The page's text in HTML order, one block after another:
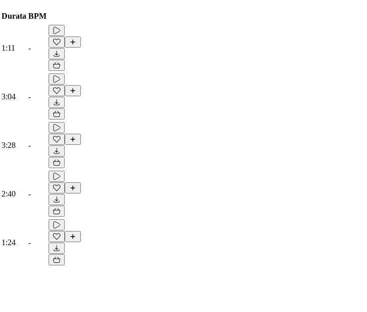
Durata BPM
1:11 -
3:04 -
3:28 -
2:40 -
1:24 -